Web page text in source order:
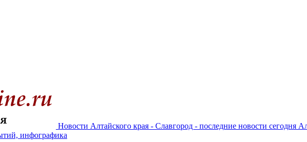
Новости Алтайского края - Славгород - последние новости сегодня
инфографика